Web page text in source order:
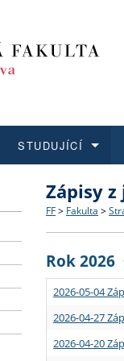
Struktura
Strategie
Podpora
Co
Učitelské
STUDUJÍCÍ
Rigorózní
O vědě a
Granty a
Aktuální
Zápisy
FF > Fakulta >
Rok 2026
2026-05-04
2026-04-27
2026-04-20